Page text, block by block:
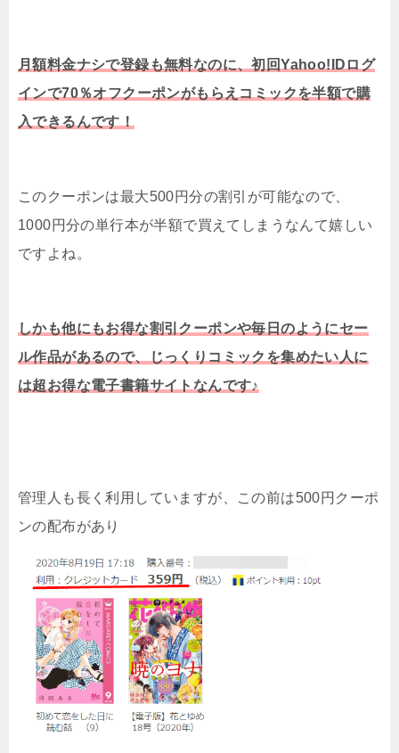
月額料金ナシで登録も無料なのに、初回Yahoo!IDログ
インで70％オフクーポンがもらえコミックを半額で購
入できるんです！
このクーポンは最大500円分の割引が可能なので、
1000円分の単行本が半額で買えてしまうなんて嬉しい
ですよね。
しかも他にもお得な割引クーポンや毎日のようにセー
ル作品があるので、じっくりコミックを集めたい人に
は超お得な電子書籍サイトなんです♪
管理人も長く利用していますが、この前は500円クーポ
ンの配布があり